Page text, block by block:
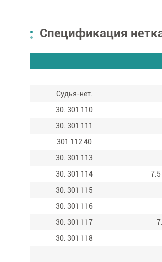
Спецификация
Судья-нет.
30. 301 110
30. 301 111
301 112 40
30. 301 113
30. 301 114
7.5
30. 301 115
30. 301 116
30. 301 117
30. 301 118